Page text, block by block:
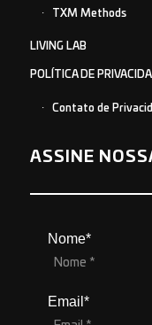
TXM Methods
LIVING LAB
POLÍTICA DE
Contato de
ASSINE
Nome*
Email*